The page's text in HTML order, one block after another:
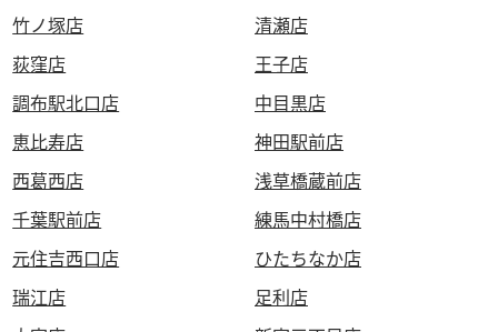
竹ノ塚店
清瀬店
荻窪店
王子店
調布駅北口店
中目黒店
恵比寿店
神田駅前店
西葛西店
浅草橋蔵前店
千葉駅前店
練馬中村橋店
元住吉西口店
ひたちなか店
瑞江店
足利店